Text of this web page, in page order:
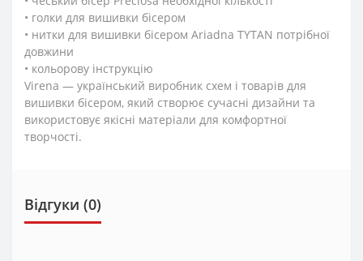
• голки для вишивки бісером
• нитки для вишивки бісером Ariadna TYTAN потрібної
довжини
• кольорову інструкцію
Virena — український виробник схем і товарів для
вишивки бісером, який створює сучасні дизайни та
використовує якісні матеріали для комфортної
творчості.
Відгуки (0)